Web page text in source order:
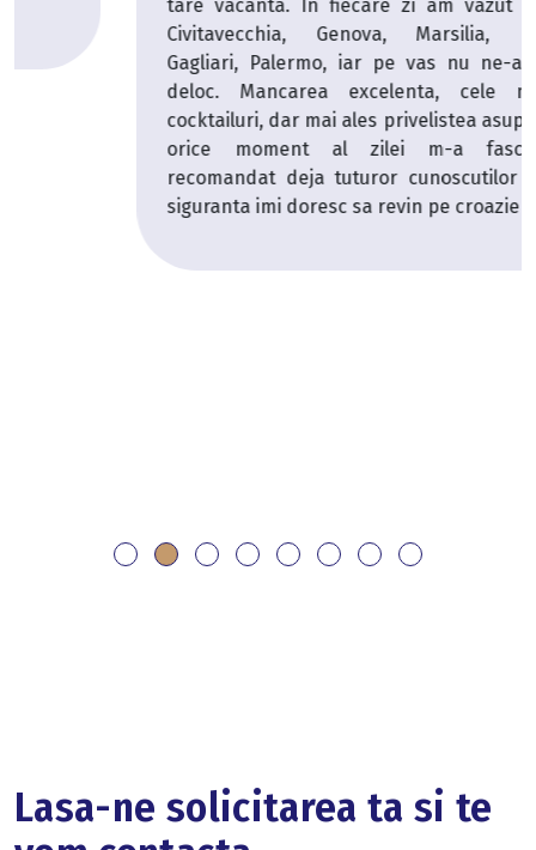
tare vacanta. In fiecare zi am vazut alt oras -
Civitavecchia, Genova, Marsilia, Barcelona,
Gagliari, Palermo, iar pe vas nu ne-am plictisit
deloc. Mancarea excelenta, cele mai bune
cocktailuri, dar mai ales privelistea asupra marii in
orice moment al zilei m-a fascinat. Am
recomandat deja tuturor cunoscutilor mei si cu
siguranta imi doresc sa revin pe croaziera curand.
Lasa-ne solicitarea ta si te